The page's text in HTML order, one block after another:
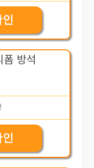
방석